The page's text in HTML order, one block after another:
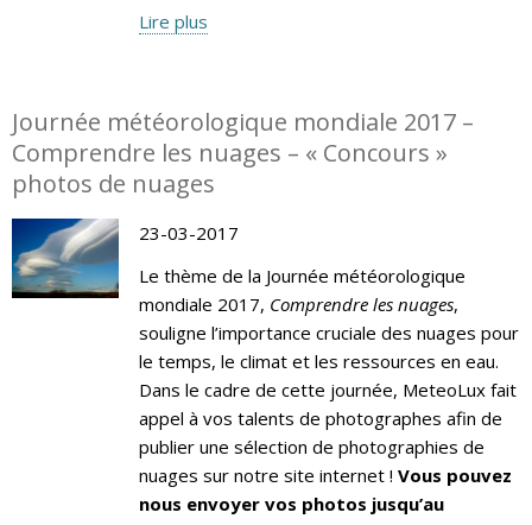
Lire plus
Journée météorologique mondiale 2017 –
Comprendre les nuages – « Concours »
photos de nuages
23-03-2017
Le thème de la Journée météorologique
mondiale 2017, Comprendre les nuages,
souligne l’importance cruciale des nuages pour
le temps, le climat et les ressources en eau.
Dans le cadre de cette journée, MeteoLux fait
appel à vos talents de photographes afin de
publier une sélection de photographies de
nuages sur notre site internet ! Vous pouvez
nous envoyer vos photos jusqu’au